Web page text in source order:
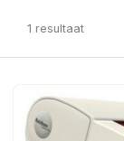
1 resultaat